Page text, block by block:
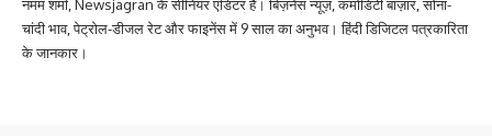
नमम शर्मा, Newsjagran के सीनियर एडिटर हैं। बिज़नेस न्यूज़, कमोडिटी बाज़ार, सोना-
चांदी भाव, पेट्रोल-डीजल रेट और फाइनेंस में 9 साल का अनुभव। हिंदी डिजिटल पत्रकारिता
के जानकार।